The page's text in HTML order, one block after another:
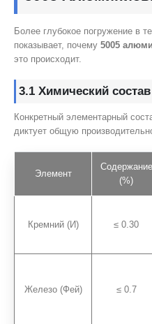
Более глубокое погружение в
показывает, почему 5005
это происходит.
3.1 Химический состав
Конкретный элементарный
диктует общую
Элемент
Содержание
(%)
Кремний (И) ≤ 0.30
Железо (Фей) ≤ 0.7